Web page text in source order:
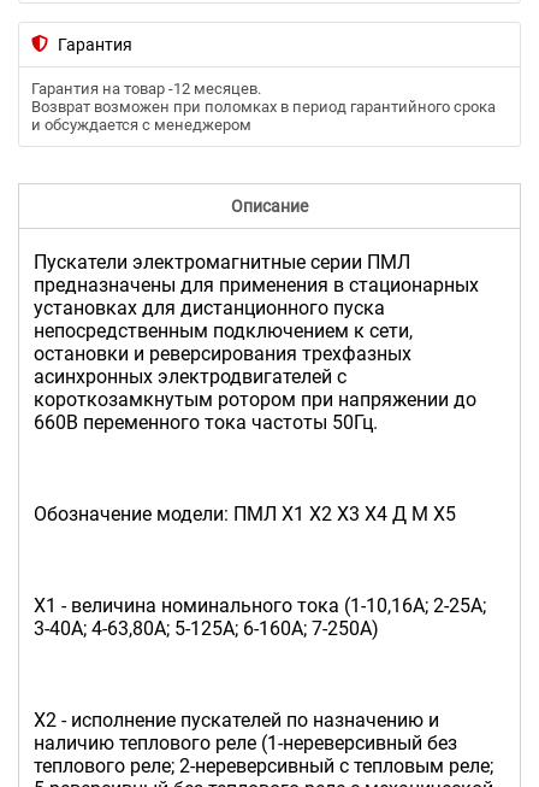
Гарантия
Гарантия на товар -12 месяцев.
Возврат возможен при поломках в период гарантийного срока
и обсуждается с менеджером
Описание
Пускатели электромагнитные серии ПМЛ
предназначены для применения в стационарных
установках для дистанционного пуска
непосредственным подключением к сети,
остановки и реверсирования трехфазных
асинхронных электродвигателей с
короткозамкнутым ротором при напряжении до
660В переменного тока частоты 50Гц.
Обозначение модели: ПМЛ Х1 Х2 Х3 Х4 Д М Х5
Х1 - величина номинального тока (1-10,16А; 2-25А;
3-40А; 4-63,80А; 5-125А; 6-160А; 7-250А)
Х2 - исполнение пускателей по назначению и
наличию теплового реле (1-нереверсивный без
теплового реле; 2-нереверсивный с тепловым реле;